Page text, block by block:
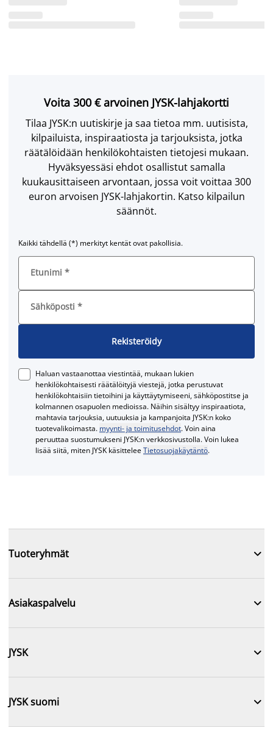
Voita 300 € arvoinen JYSK-lahjakortti
Tilaa JYSK:n uutiskirje ja saa tietoa mm. uutisista,
kilpailuista, inspiraatiosta ja tarjouksista, jotka
räätälöidään henkilökohtaisten tietojesi mukaan.
Hyväksyessäsi ehdot osallistut samalla
kuukausittaiseen arvontaan, jossa voit voittaa 300
euron arvoisen JYSK-lahjakortin. Katso kilpailun
säännöt.
Kaikki tähdellä (*) merkityt kentät ovat pakollisia.
Etunimi *
Sähköposti *
Rekisteröidy
Haluan vastaanottaa viestintää, mukaan lukien
henkilökohtaisesti räätälöityjä viestejä, jotka perustuvat
henkilökohtaisiin tietoihini ja käyttäytymiseeni, sähköpostitse ja
kolmannen osapuolen medioissa. Näihin sisältyy inspiraatiota,
mahtavia tarjouksia, uutuuksia ja kampanjoita JYSK:n koko
tuotevalikoimasta. myynti- ja toimitusehdot. Voin aina
peruuttaa suostumukseni JYSK:n verkkosivustolla. Voin lukea
lisää siitä, miten JYSK käsitteleeTietosuojakäytäntö.
Tuoteryhmät 
Asiakaspalvelu 
JYSK 
JYSK suomi 